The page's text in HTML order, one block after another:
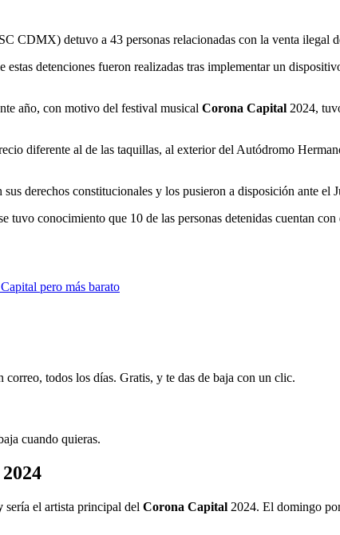
CDMX) detuvo a 43 personas relacionadas con la venta ilegal
detenciones fueron realizadas tras implementar un
año, con motivo del festival musical Corona Capital 2024,
diferente al de las taquillas, al exterior del Autódromo
derechos constitucionales y los pusieron a disposición ante
conocimiento que 10 de las personas detenidas cuentan
pero más barato
todos los días. Gratis, y te das de baja con un clic.
cuando quieras.
sería el artista principal del Corona Capital 2024. El domingo